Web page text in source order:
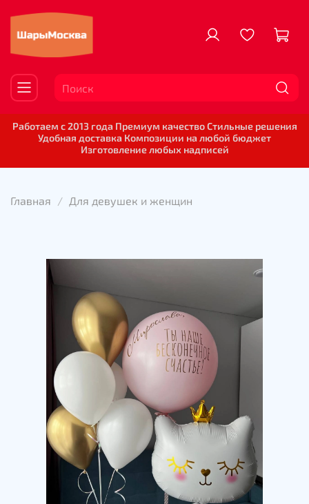
Работаем с 2013 года Премиум качество Стильные решения
Удобная доставка Композиции на любой бюджет
Изготовление любых надписей
Главная Для девушек и женщин